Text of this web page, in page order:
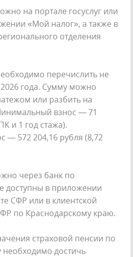
на портале госуслуг или
«Мой налог», а также в
отделения
перечислить не
года. Сумму можно
или разбить на
взнос — 71
и 1 год стажа).
— 572 204,16 рубля (8,72
через банк по
доступны в приложении
СФР или в клиентской
по Краснодарскому краю.
страховой пенсии по
необходимо достичь